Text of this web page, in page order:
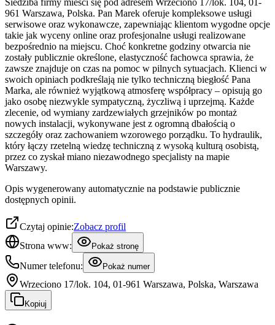
Siedziba firmy mieści się pod adresem Wrzeciono 17/lok. 104, 01-
961 Warszawa, Polska. Pan Marek oferuje kompleksowe usługi
serwisowe oraz wykonawcze, zapewniając klientom wygodne opcje
takie jak wyceny online oraz profesjonalne usługi realizowane
bezpośrednio na miejscu. Choć konkretne godziny otwarcia nie
zostały publicznie określone, elastyczność fachowca sprawia, że
zawsze znajduje on czas na pomoc w pilnych sytuacjach. Klienci w
swoich opiniach podkreślają nie tylko techniczną biegłość Pana
Marka, ale również wyjątkową atmosferę współpracy – opisują go
jako osobę niezwykle sympatyczną, życzliwą i uprzejmą. Każde
zlecenie, od wymiany zardzewiałych grzejników po montaż
nowych instalacji, wykonywane jest z ogromną dbałością o
szczegóły oraz zachowaniem wzorowego porządku. To hydraulik,
który łączy rzetelną wiedzę techniczną z wysoką kulturą osobistą,
przez co zyskał miano niezawodnego specjalisty na mapie
Warszawy.
Opis wygenerowany automatycznie na podstawie publicznie
dostępnych opinii.
Czytaj opinie:Zobacz profil
Strona www:
Pokaż stronę
Numer telefonu: Pokaż numer
Wrzeciono 17/lok. 104, 01-961 Warszawa, Polska, Warszawa
Kopiuj